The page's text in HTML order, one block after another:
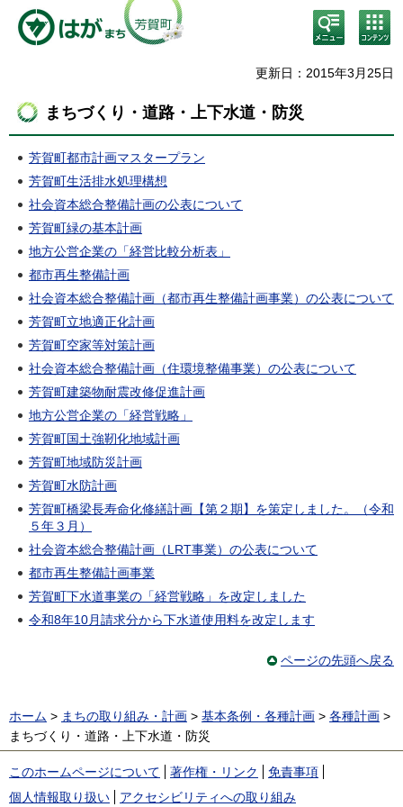
検
索・
メニ
コン
テン
ニュ
更新日：2015年3月25日
まちづくり・道路・上下水道・防災
芳賀町都市計画マスタープラン
芳賀町生活排水処理構想
社会資本総合整備計画の公表について
芳賀町緑の基本計画
地方公営企業の「経営比較分析表」
都市再生整備計画
社会資本総合整備計画（都市再生整備計画事業）の公表について
芳賀町立地適正化計画
芳賀町空家等対策計画
社会資本総合整備計画（住環境整備事業）の公表について
芳賀町建築物耐震改修促進計画
地方公営企業の「経営戦略」
芳賀町国土強靭化地域計画
芳賀町地域防災計画
芳賀町水防計画
芳賀町橋梁長寿命化修繕計画【第２期】を策定しました。（令和
５年３月）
社会資本総合整備計画（LRT事業）の公表について
都市再生整備計画事業
芳賀町下水道事業の「経営戦略」を改定しました
令和8年10月請求分から下水道使用料を改定します
ページの先頭へ戻る
ホーム > まちの取り組み・計画 > 基本条例・各種計画 > 各種計画 >
まちづくり・道路・上下水道・防災
このホームページについて 著作権・リンク
免責事項
個人情報取り扱い
アクセシビリティへの取り組み